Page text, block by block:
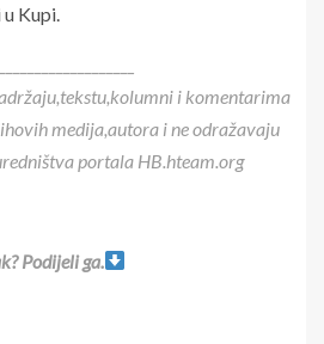
Kupi.
i komentarima
medija,autora i ne odražavaju
portala HB.hteam.org
Podijeli ga.